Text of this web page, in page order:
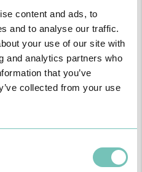
content and ads, to
and to analyse our traffic.
your use of our site with
and analytics partners who
that you’ve
collected from your use
domiciliários